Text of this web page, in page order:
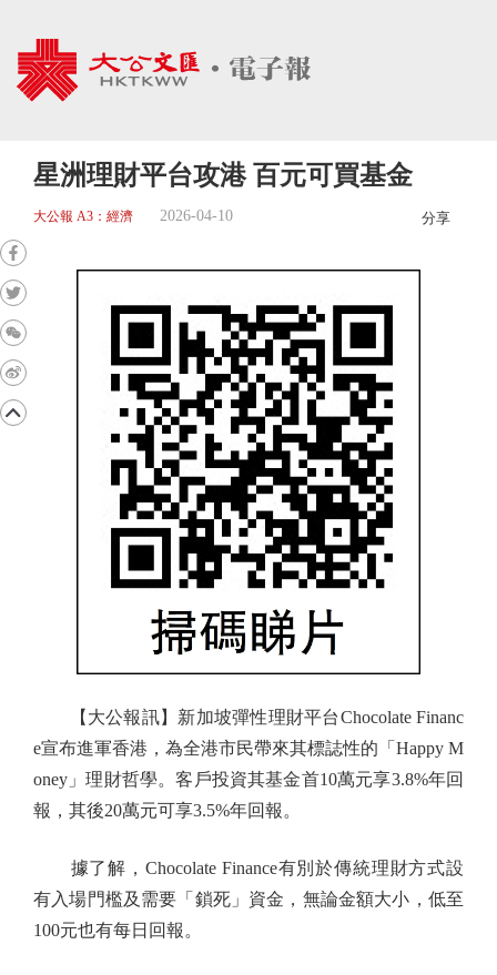
星洲理財平台攻港 百元可買基金
大公報 A3：經濟 2026-04-10 分享
【大公報訊】新加坡彈性理財平台Chocolate Financ
e宣布進軍香港，為全港市民帶來其標誌性的「Happy M
oney」理財哲學。客戶投資其基金首10萬元享3.8%年回
報，其後20萬元可享3.5%年回報。
據了解，Chocolate Finance有別於傳統理財方式設
有入場門檻及需要「鎖死」資金，無論金額大小，低至
100元也有每日回報。